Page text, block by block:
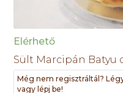
Elérhető
Sült Marcipán Batyu
Még nem regisztráltál?
vagy lépj be!